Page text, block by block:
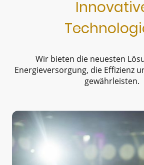
Wir bieten die neuesten
Energieversorgung, die Effizienz
gewährleisten.